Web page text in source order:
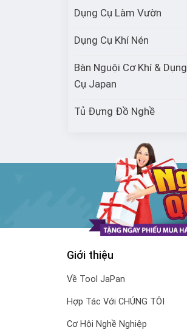
Dụng Cụ Làm Vườn
Dụng Cụ Khí Nén
Bàn Nguội Cơ Khí & Dụng
Cụ Japan
Tủ Đựng Đồ Nghề
Giới thiệu
Về Tool JaPan
Hợp Tác Với CHÚNG TÔI
Cơ Hội Nghề Nghiệp